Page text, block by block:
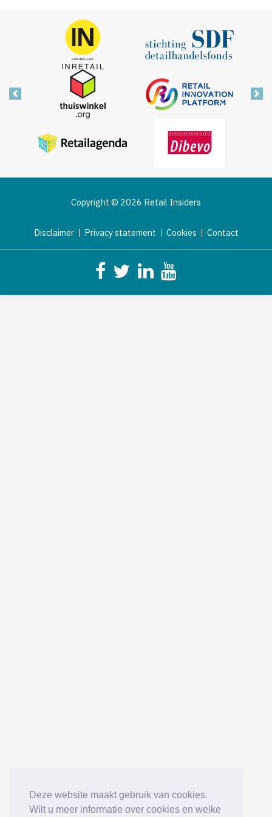
Deze website maakt gebruik van cookies.
Wilt u meer informatie over cookies en welke
Vorige
Copyright © 2026 Retail Insiders
Disclaimer Privacy statement Cookies Contact